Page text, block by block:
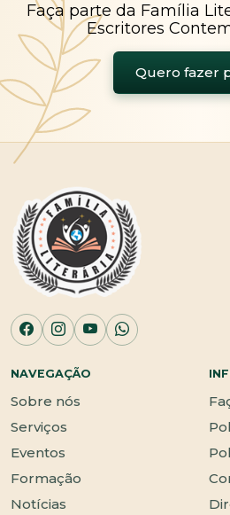
Faça parte da Família
Escritores
Quero fazer
NAVEGAÇÃO
Sobre nós
Serviços
Eventos
Formação
Notícias